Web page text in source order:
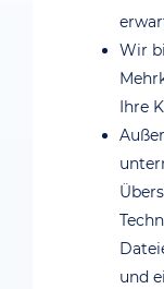
Wir
Ihre
und